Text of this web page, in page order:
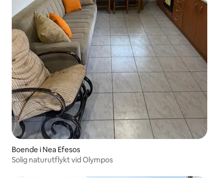
Boende i Nea Efesos
Solig naturutflykt vid Olympos